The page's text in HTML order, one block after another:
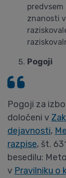
znanosti
Pogoji
Pogoji za
določeni v
dejavnosti,
razpise, št.
besedilu:
v Pravilniku o